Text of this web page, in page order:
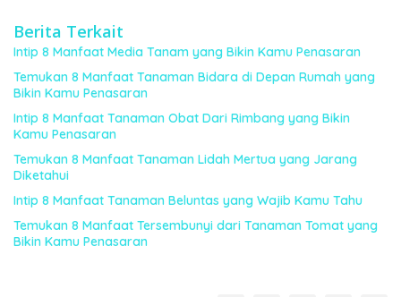
Berita Terkait
Intip 8 Manfaat Media Tanam yang Bikin Kamu Penasaran
Temukan 8 Manfaat Tanaman Bidara di Depan Rumah yang
Bikin Kamu Penasaran
Intip 8 Manfaat Tanaman Obat Dari Rimbang yang Bikin
Kamu Penasaran
Temukan 8 Manfaat Tanaman Lidah Mertua yang Jarang
Diketahui
Intip 8 Manfaat Tanaman Beluntas yang Wajib Kamu Tahu
Temukan 8 Manfaat Tersembunyi dari Tanaman Tomat yang
Bikin Kamu Penasaran